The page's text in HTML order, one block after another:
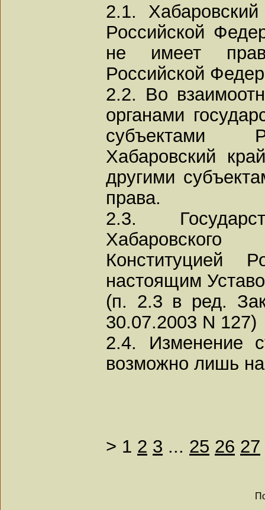
2.1.
Российской
не имеет
Российской
2.2. Во
органами
субъектами
Хабаровский
другими
права.
2.3.
Конституцией
настоящим
(п. 2.3 в ред.
30.07.2003 N 127)
2.4. Изменение
возможно лишь
> 1 2 3 ... 25 26 27